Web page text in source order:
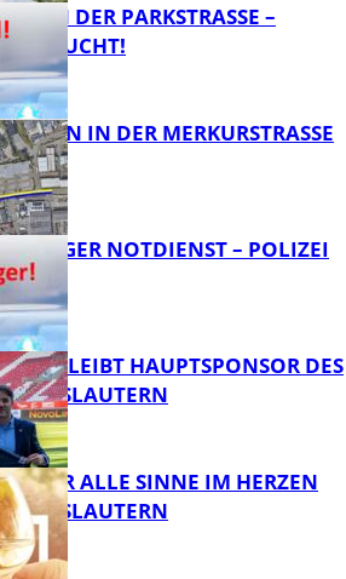
IN DER PARKSTRASSE – Z
GESUCHT!
IN DER MERKURSTRASSE
NOTDIENST – POLIZEI
BLEIBT HAUPTSPONSOR DES
FÜR ALLE SINNE IM HERZEN